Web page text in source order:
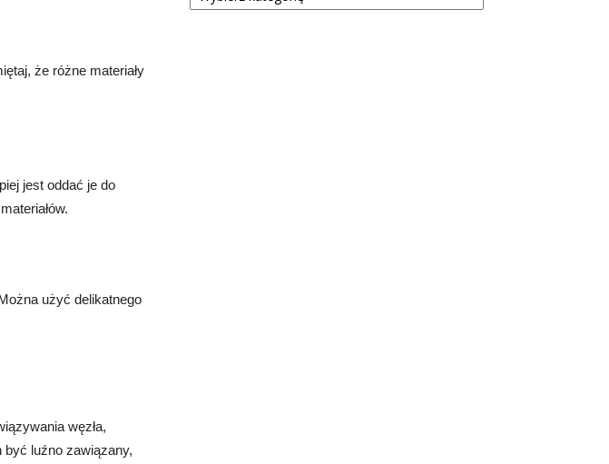
że różne materiały
jest oddać je do
użyć delikatnego
węzła,
być luźno zawiązany,